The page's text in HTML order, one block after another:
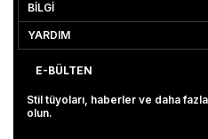
BİLGİ
YARDIM
E-BÜLTEN
Stil tüyoları, haberler ve daha
olun.